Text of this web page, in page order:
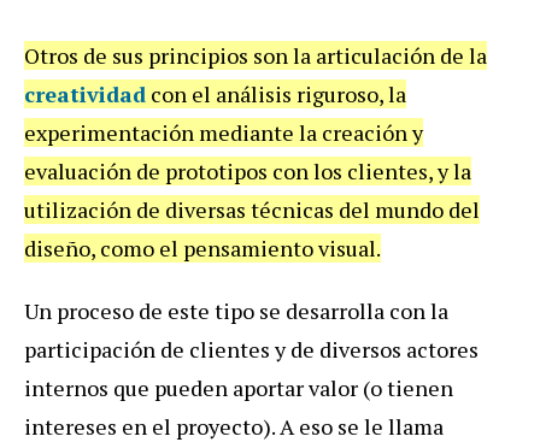
Otros de sus principios son la articulación de la
creatividad con el análisis riguroso, la
experimentación mediante la creación y
evaluación de prototipos con los clientes, y la
utilización de diversas técnicas del mundo del
diseño, como el pensamiento visual.
Un proceso de este tipo se desarrolla con la
participación de clientes y de diversos actores
internos que pueden aportar valor (o tienen
intereses en el proyecto). A eso se le llama